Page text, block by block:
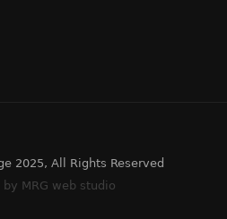
2025, All Rights Reserved
MRG web studio